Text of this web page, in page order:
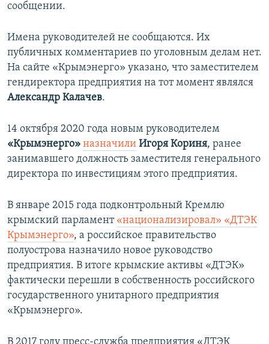
сообщении.
Имена руководителей не сообщаются. Их
публичных комментариев по уголовным делам нет.
На сайте «Крымэнерго» указано, что заместителем
гендиректора предприятия на тот момент являлся
Александр Калачев.
14 октября 2020 года новым руководителем
«Крымэнерго» назначили Игоря Кориня, ранее
занимавшего должность заместителя генерального
директора по инвестициям этого предприятия.
В январе 2015 года подконтрольный Кремлю
крымский парламент «национализировал» «ДТЭК
Крымэнерго», а российское правительство
полуострова назначило новое руководство
предприятия. В итоге крымские активы «ДТЭК»
фактически перешли в собственность российского
государственного унитарного предприятия
«Крымэнерго».